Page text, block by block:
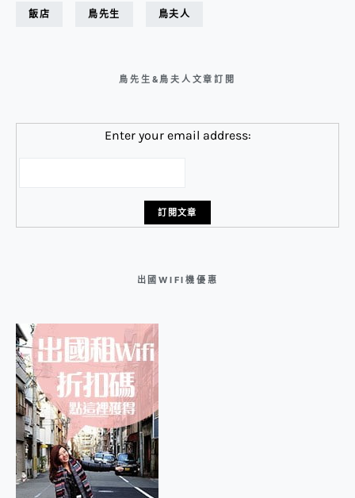
飯店 鳥先生 鳥夫人
鳥先生&鳥夫人文章訂閱
Enter your email address:
出國WIFI機優惠